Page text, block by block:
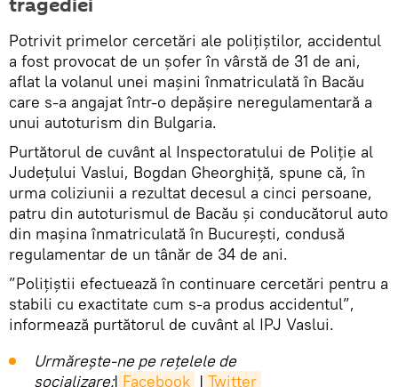
Potrivit primelor cercetări ale polițiștilor, accidentul
a fost provocat de un șofer în vârstă de 31 de ani,
aflat la volanul unei mașini înmatriculată în Bacău
care s-a angajat într-o depășire neregulamentară a
unui autoturism din Bulgaria.
Purtătorul de cuvânt al Inspectoratului de Poliție al
Județului Vaslui, Bogdan Gheorghiță, spune că, în
urma coliziunii a rezultat decesul a cinci persoane,
patru din autoturismul de Bacău și conducătorul auto
din mașina înmatriculată în București, condusă
regulamentar de un tânăr de 34 de ani.
”Polițiștii efectuează în continuare cercetări pentru a
stabili cu exactitate cum s-a produs accidentul”,
informează purtătorul de cuvânt al IPJ Vaslui.
Urmărește-ne pe rețelele de
socializare:| Facebook | Twitter